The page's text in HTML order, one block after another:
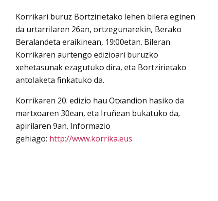
Korrikari buruz Bortzirietako lehen bilera eginen
da urtarrilaren 26an, ortzegunarekin, Berako
Beralandeta eraikinean, 19:00etan. Bileran
Korrikaren aurtengo edizioari buruzko
xehetasunak ezagutuko dira, eta Bortzirietako
antolaketa finkatuko da.
Korrikaren 20. edizio hau Otxandion hasiko da
martxoaren 30ean, eta Iruñean bukatuko da,
apirilaren 9an. Informazio
gehiago: http://www.korrika.eus